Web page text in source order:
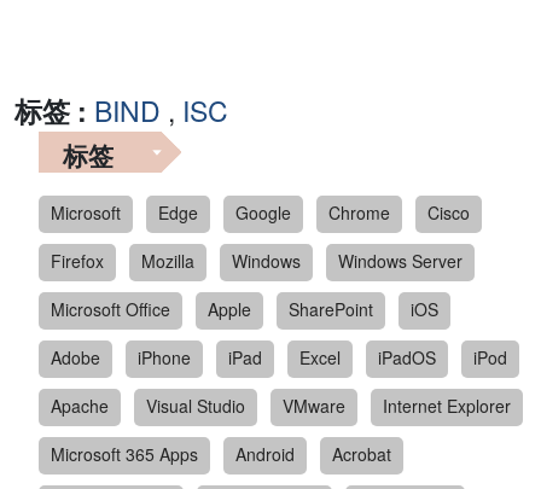
标签 : BIND , ISC
标签
Microsoft Edge Google Chrome
Cisco
Firefox
Mozilla Windows
Windows Server
Microsoft Office
Apple SharePoint
iOS
Adobe
iPhone iPad Excel iPadOS
iPod
Apache
Visual Studio VMware
Internet Explorer
Microsoft 365 Apps
Android
Acrobat